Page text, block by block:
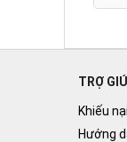
TRỢ
Khiếu
Hướng